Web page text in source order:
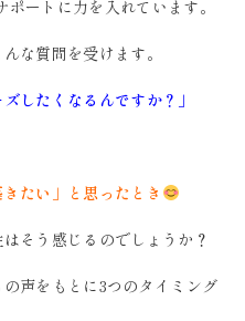
ートに力を入れています。
な質問を受けます。
したくなるんですか？」
たい」と思ったとき
そう感じるのでしょうか？
声をもとに3つのタイミング